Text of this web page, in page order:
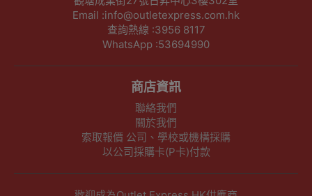
Email :info@outletexpress.com.hk
查詢熱線 :3956 8117
WhatsApp :53694990
商店資訊
聯絡我們
關於我們
索取報價 公司、學校或機構採購
以公司採購卡(P卡)付款